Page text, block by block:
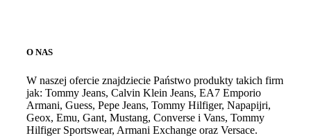
O NAS
W naszej ofercie znajdziecie Państwo produkty takich firm
jak: Tommy Jeans, Calvin Klein Jeans, EA7 Emporio
Armani, Guess, Pepe Jeans, Tommy Hilfiger, Napapijri,
Geox, Emu, Gant, Mustang, Converse i Vans, Tommy
Hilfiger Sportswear, Armani Exchange oraz Versace.